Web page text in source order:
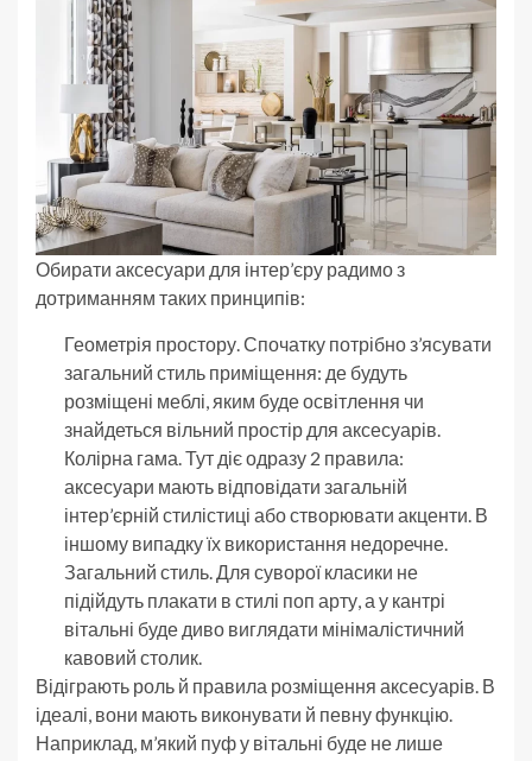
Обирати аксесуари для інтер’єру радимо з
дотриманням таких принципів:
Геометрія простору. Спочатку потрібно з’ясувати
загальний стиль приміщення: де будуть
розміщені меблі, яким буде освітлення чи
знайдеться вільний простір для аксесуарів.
Колірна гама. Тут діє одразу 2 правила:
аксесуари мають відповідати загальній
інтер’єрній стилістиці або створювати акценти. В
іншому випадку їх використання недоречне.
Загальний стиль. Для суворої класики не
підійдуть плакати в стилі поп арту, а у кантрі
вітальні буде диво виглядати мінімалістичний
кавовий столик.
Відіграють роль й правила розміщення аксесуарів. В
ідеалі, вони мають виконувати й певну функцію.
Наприклад, м’який пуф у вітальні буде не лише